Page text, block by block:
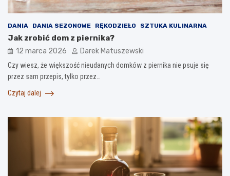
DANIA DANIA SEZONOWE RĘKODZIEŁO SZTUKA KULINARNA
Jak zrobić dom z piernika?
12 marca 2026 Darek Matuszewski
Czy wiesz, że większość nieudanych domków z piernika nie psuje się
przez sam przepis, tylko przez…
Czytaj dalej